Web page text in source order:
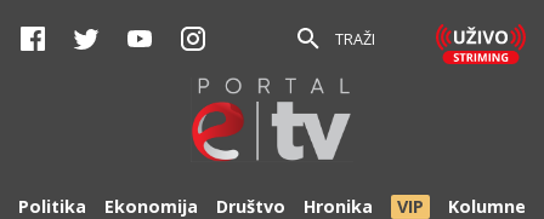
TRAŽI
Politika Ekonomija Društvo Hronika VIP Kolumne